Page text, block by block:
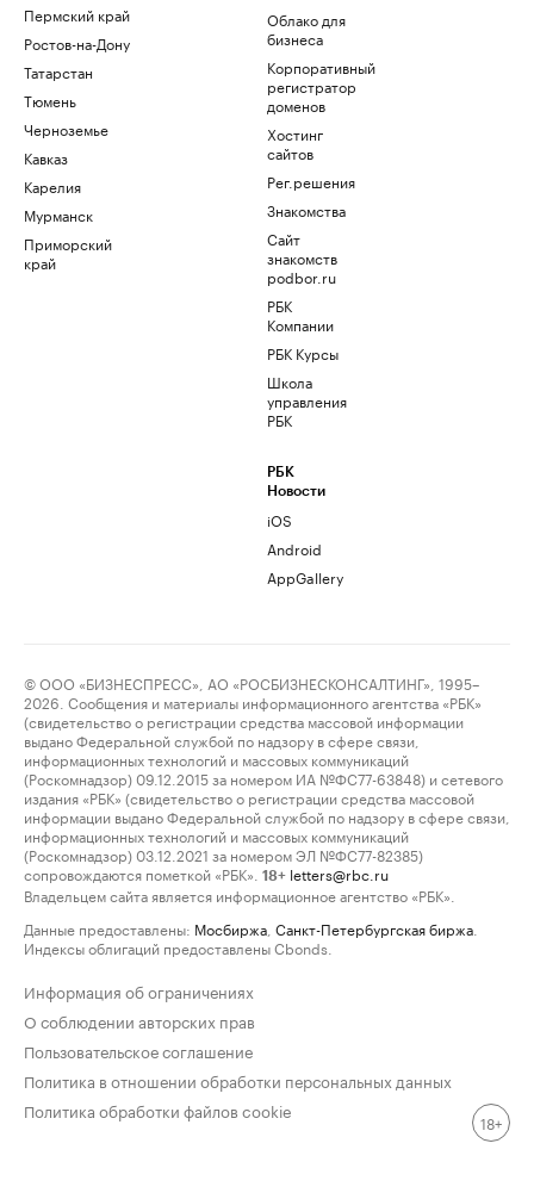
Пермский край
Ростов-на-Дону
Татарстан
Тюмень
Черноземье
Кавказ
Карелия
Мурманск
Приморский
край
Облако для
бизнеса
Корпоративный
регистратор
доменов
Хостинг
сайтов
Рег.решения
Знакомства
Сайт
знакомств
podbor.ru
РБК
Компании
РБК Курсы
Школа
управления
РБК
РБК
Новости
iOS
Android
AppGallery
© ООО «БИЗНЕСПРЕСС», АО «РОСБИЗНЕСКОНСАЛТИНГ», 1995–
2026. Сообщения и материалы информационного агентства «РБК»
(свидетельство о регистрации средства массовой информации
выдано Федеральной службой по надзору в сфере связи,
информационных технологий и массовых коммуникаций
(Роскомнадзор) 09.12.2015 за номером ИА №ФС77-63848) и сетевого
издания «РБК» (свидетельство о регистрации средства массовой
информации выдано Федеральной службой по надзору в сфере связи,
информационных технологий и массовых коммуникаций
(Роскомнадзор) 03.12.2021 за номером ЭЛ №ФС77-82385)
сопровождаются пометкой «РБК».
18+ letters@rbc.ru
Владельцем сайта является информационное агентство «РБК».
Данные предоставлены: Мосбиржа Санкт-Петербургская биржа
Индексы облигаций предоставлены Cbonds.
Информация об ограничениях
О соблюдении авторских прав
Пользовательское соглашение
Политика в отношении обработки персональных данных
Политика обработки файлов cookie
18+